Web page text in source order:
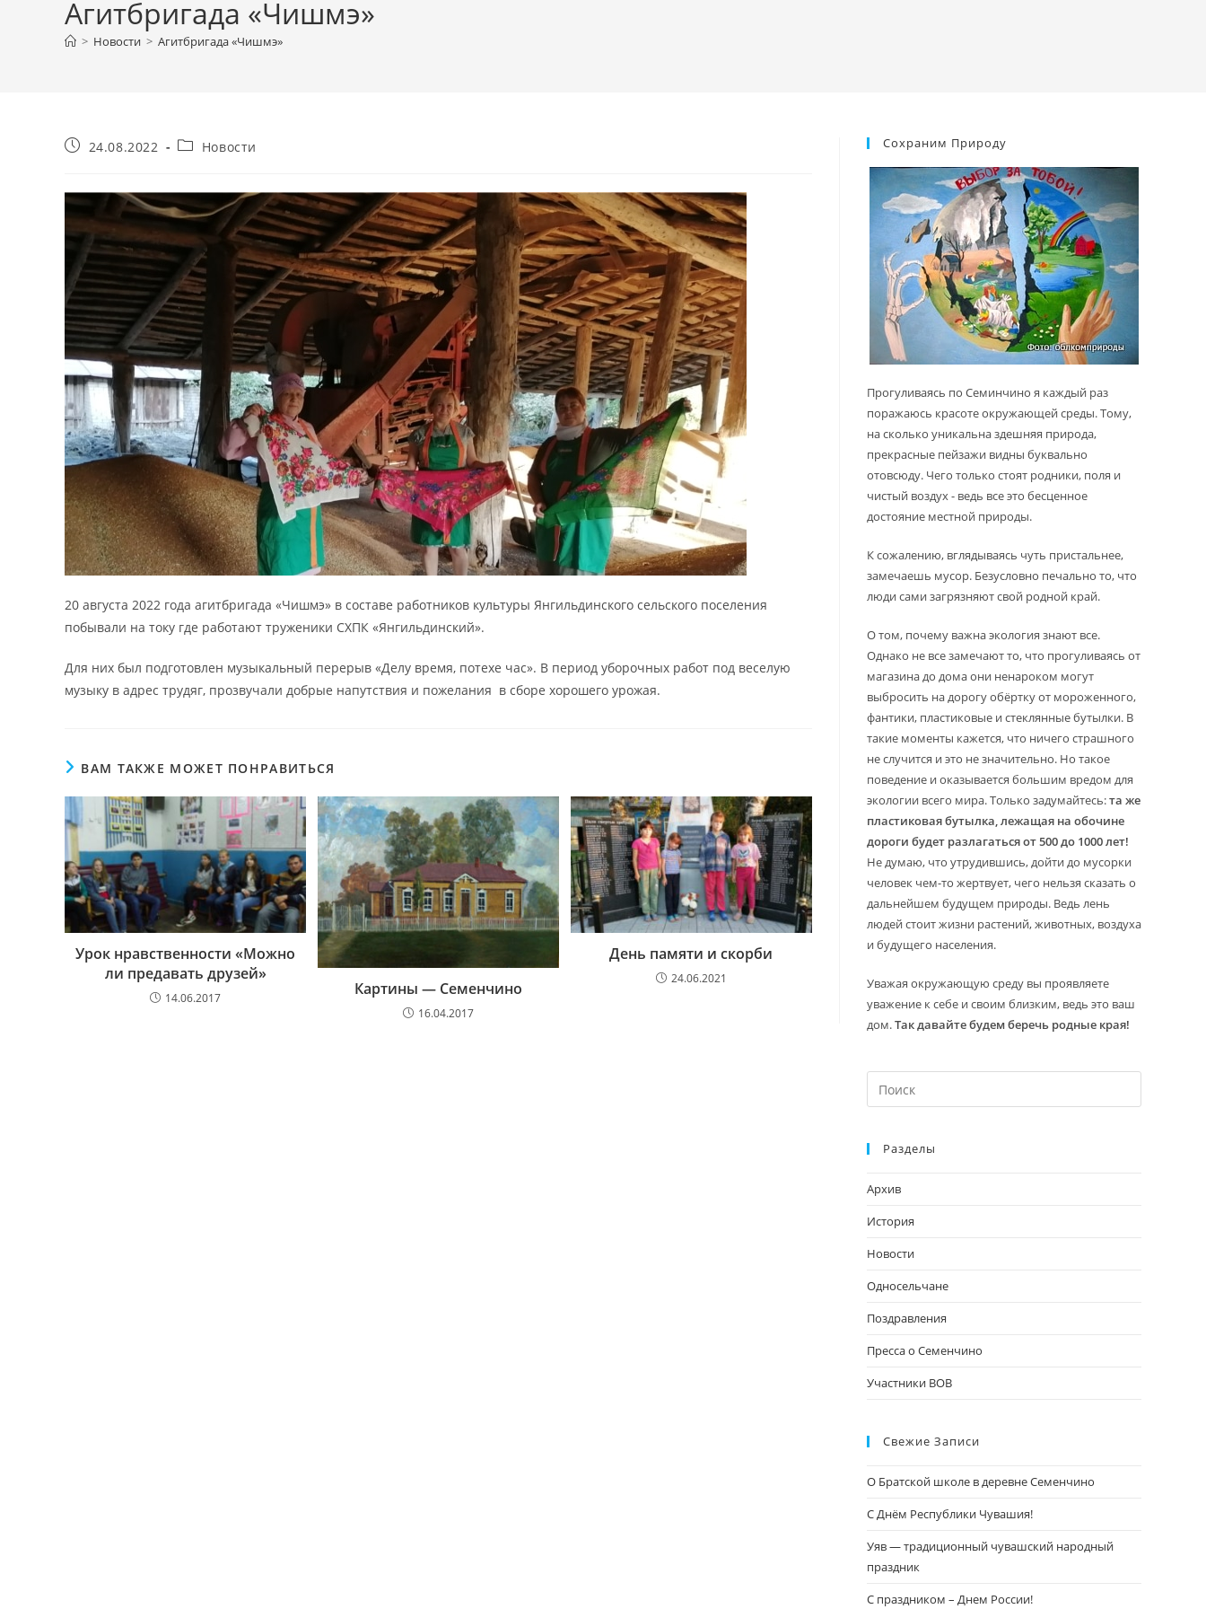
Агитбригада «Чишмэ»
> Новости > Агитбригада «Чишмэ»
Запись24.08.2022
Рубрика
Новости
20 августа 2022 года агитбригада «Чишмэ» в составе работников культуры Янгильдинского сельского поселения
побывали на току где работают труженики СХПК «Янгильдинский».
Для них был подготовлен музыкальный перерыв «Делу время, потехе час». В период уборочных работ под веселую
музыку в адрес трудяг, прозвучали добрые напутствия и пожелания в сборе хорошего урожая.
ВАМ ТАКЖЕ МОЖЕТ ПОНРАВИТЬСЯ
Урок нравственности «Можно
ли предавать друзей»
14.06.2017 Картины — Семенчино
16.04.2017
День памяти и скорби
24.06.2021
Сохраним Природу
Прогуливаясь по Семинчино я каждый раз
поражаюсь красоте окружающей среды. Тому,
на сколько уникальна здешняя природа,
прекрасные пейзажи видны буквально
отовсюду. Чего только стоят родники, поля и
чистый воздух - ведь все это бесценное
достояние местной природы.
К сожалению, вглядываясь чуть пристальнее,
замечаешь мусор. Безусловно печально то, что
люди сами загрязняют свой родной край.
О том, почему важна экология знают все.
Однако не все замечают то, что прогуливаясь от
магазина до дома они ненароком могут
выбросить на дорогу обёртку от мороженного,
фантики, пластиковые и стеклянные бутылки. В
такие моменты кажется, что ничего страшного
не случится и это не значительно. Но такое
поведение и оказывается большим вредом для
экологии всего мира. Только задумайтесь:та же
пластиковая бутылка, лежащая на обочине
дороги будет разлагаться от 500 до 1000 лет!
Не думаю, что утрудившись, дойти до мусорки
человек чем-то жертвует, чего нельзя сказать о
дальнейшем будущем природы. Ведь лень
людей стоит жизни растений, животных, воздуха
и будущего населения.
Уважая окружающую среду вы проявляете
уважение к себе и своим близким, ведь это ваш
дом.Так давайте будем беречь родные края!
клавишу
Разделы
Архив
История
Новости
Односельчане
Поздравления
Пресса о Семенчино
Участники ВОВ
Свежие Записи
О Братской школе в деревне Семенчино
С Днём Республики Чувашия!
Уяв — традиционный чувашский народный
праздник
С праздником – Днем России!